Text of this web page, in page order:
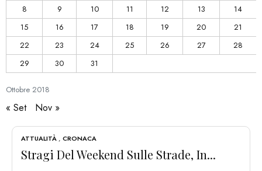
Ottobre 2018
8
9 10 11 12 13
14
15
16 17 18 19 20
21
22
23 24 25 26 27
28
29
30 31
« Set Nov »
ATTUALITÀ , CRONACA
Stragi Del Weekend Sulle Strade, In...